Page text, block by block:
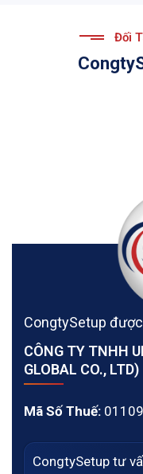
Đối
CongtySetup
CÔNG TY TNHH
GLOBAL CO., LTD)
Mã Số Thuế:
CongtySetup tư